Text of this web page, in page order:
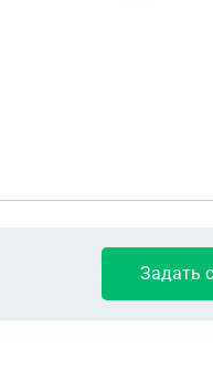
Задать